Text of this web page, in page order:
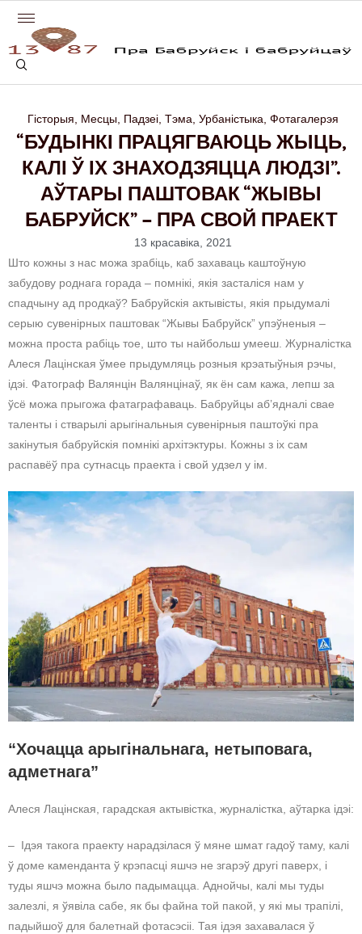
Гісторыя Месцы Падзеі Тэма Урбаністыка Фотагалерэя
“БУДЫНКІ ПРАЦЯГВАЮЦЬ ЖЫЦЬ,
КАЛІ Ў ІХ ЗНАХОДЗЯЦЦА ЛЮДЗІ”.
АЎТАРЫ ПАШТОВАК “ЖЫВЫ
БАБРУЙСК” – ПРА СВОЙ ПРАЕКТ
13 красавіка, 2021
Што кожны з нас можа зрабіць, каб захаваць каштоўную
забудову роднага горада – помнікі, якія засталіся нам у
спадчыну ад продкаў? Бабруйскія актывісты, якія прыдумалі
серыю сувенірных паштовак “Жывы Бабруйск” упэўненыя –
можна проста рабіць тое, што ты найбольш умееш. Журналістка
Алеся Лацінская ўмее прыдумляць розныя крэатыўныя рэчы,
ідэі. Фатограф Валянцін Валянцінаў, як ён сам кажа, лепш за
ўсё можа прыгожа фатаграфаваць. Бабруйцы аб’ядналі свае
таленты і стварылі арыгінальныя сувенірныя паштоўкі пра
закінутыя бабруйскія помнікі архітэктуры. Кожны з іх сам
распавёў пра сутнасць праекта і свой удзел у ім.
“Хочацца арыгінальнага, нетыповага,
адметнага”
Алеся Лацінская, гарадская актывістка, журналістка, аўтарка ідэі:
– Ідэя такога праекту нарадзілася ў мяне шмат гадоў таму, калі
ў доме каменданта ў крэпасці яшчэ не згарэў другі паверх, і
туды яшчэ можна было падымацца. Аднойчы, калі мы туды
залезлі, я ўявіла сабе, як бы файна той пакой, у які мы трапілі,
падыйшоў для балетнай фотасэсіі. Тая ідэя захавалася ў